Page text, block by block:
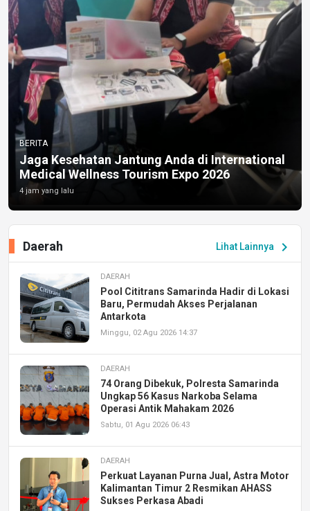
BERITA
Jaga Kesehatan Jantung Anda di International
Medical Wellness Tourism Expo 2026
4 jam yang lalu
Lihat Lainnya chevron_right
Daerah
DAERAH
Pool Cititrans Samarinda Hadir di Lokasi
Baru, Permudah Akses Perjalanan
Antarkota
Minggu, 02 Agu 2026 14:37
DAERAH
74 Orang Dibekuk, Polresta Samarinda
Ungkap 56 Kasus Narkoba Selama
Operasi Antik Mahakam 2026
Sabtu, 01 Agu 2026 06:43
DAERAH
Perkuat Layanan Purna Jual, Astra Motor
Kalimantan Timur 2 Resmikan AHASS
Sukses Perkasa Abadi